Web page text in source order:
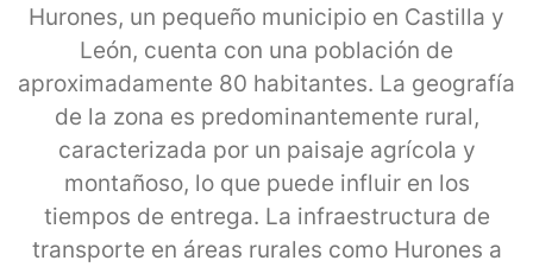
Hurones, un pequeño municipio en Castilla y
León, cuenta con una población de
aproximadamente 80 habitantes. La geografía
de la zona es predominantemente rural,
caracterizada por un paisaje agrícola y
montañoso, lo que puede influir en los
tiempos de entrega. La infraestructura de
transporte en áreas rurales como Hurones a